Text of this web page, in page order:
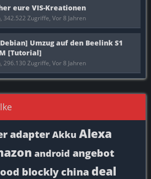
eure VIS-Kreationen
342.522 Zugriffe, Vor 8 Jahren
Umzug auf den Beelink S1
[Tutorial]
296.130 Zugriffe, Vor 8 Jahren
adapter Akku Alexa
android angebot
blocklychina deal